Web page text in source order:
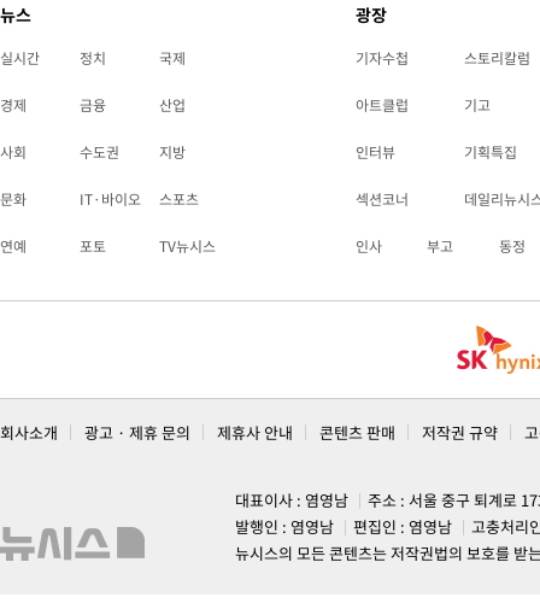
뉴스
실시간 정치 국제
경제 금융 산업
사회 수도권 지방
문화 IT·바이오 스포츠
연예 포토 TV뉴시스
광장
기자수첩 스토리칼럼
아트클럽 기고
인터뷰 기획특집
섹션코너 데일리뉴시
인사 부고 동정
회사소개 광고 · 제휴 문의 제휴사 안내 콘텐츠 판매 저작권 규약
대표이사 : 염영남
주소 : 서울 중구 퇴계로
발행인 : 염영남
편집인 : 염영남
고충처리
뉴시스의 모든 콘텐츠는 저작권법의 보호를